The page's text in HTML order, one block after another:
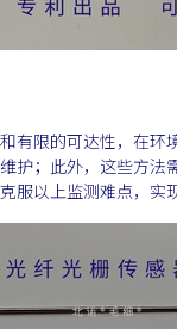
限的可达性，在环
护；此外，这些方
以上监测难点，实